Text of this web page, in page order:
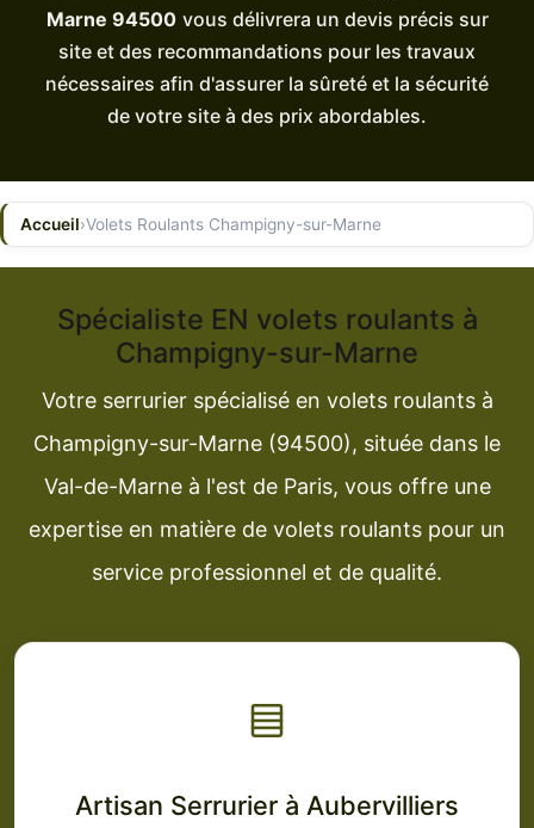
Marne 94500 vous délivrera un devis précis sur
site et des recommandations pour les travaux
nécessaires afin d'assurer la sûreté et la sécurité
de votre site à des prix abordables.
Accueil›Volets Roulants Champigny-sur-Marne
Spécialiste EN volets roulants à
Champigny-sur-Marne
Votre serrurier spécialisé en volets roulants à
Champigny-sur-Marne (94500), située dans le
Val-de-Marne à l'est de Paris, vous offre une
expertise en matière de volets roulants pour un
service professionnel et de qualité.
Artisan Serrurier à Aubervilliers